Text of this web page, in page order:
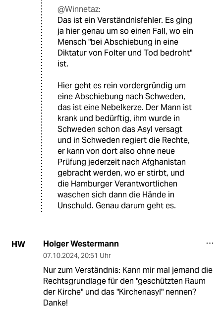
@Winnetaz:
Das ist ein Verständnisfehler. Es ging
ja hier genau um so einen Fall, wo ein
Mensch "bei Abschiebung in eine
Diktatur von Folter und Tod bedroht"
ist.
Hier geht es rein vordergründig um
eine Abschiebung nach Schweden,
das ist eine Nebelkerze. Der Mann ist
krank und bedürftig, ihm wurde in
Schweden schon das Asyl versagt
und in Schweden regiert die Rechte,
er kann von dort also ohne neue
Prüfung jederzeit nach Afghanistan
gebracht werden, wo er stirbt, und
die Hamburger Verantwortlichen
waschen sich dann die Hände in
Unschuld. Genau darum geht es.
HW Holger Westermann
07.10.2024, 20:51 Uhr
Nur zum Verständnis: Kann mir mal jemand die
Rechtsgrundlage für den "geschützten Raum
der Kirche" und das "Kirchenasyl" nennen?
Danke!